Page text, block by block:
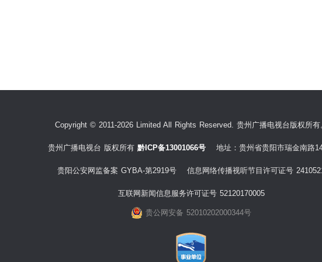
Copyright © 2011-2026 Limited All Rights Reserved. 贵州广播电视台版权所有
贵州广播电视台 版权所有 黔ICP备13001066号地址：贵州省贵阳市瑞金南路
贵阳公安网监备案 GYBA-第2919号 信息网络传播视听节目许可证号
互联网新闻信息服务许可证号 52120170005
贵公网安备 52010202000344号